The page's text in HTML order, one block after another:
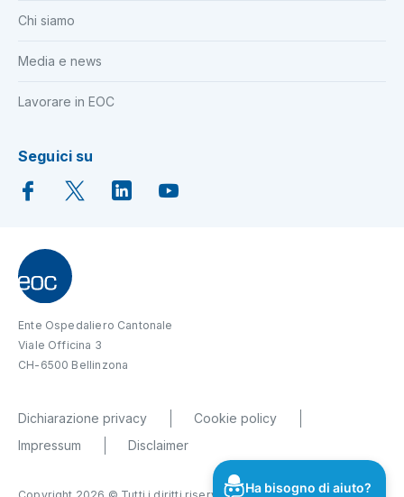
Chi siamo
Media e news
Lavorare in EOC
Seguici su
Ente Ospedaliero Cantonale
Viale Officina 3
CH-6500 Bellinzona
Dichiarazione privacy
Cookie policy
Impressum
Disclaimer
Ha bisogno di aiuto?